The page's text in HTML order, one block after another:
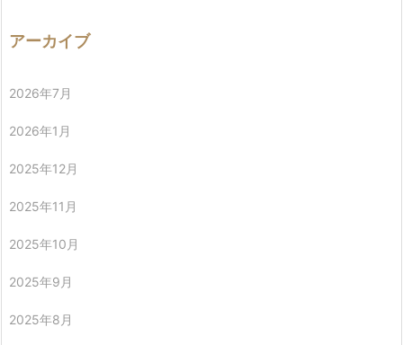
アーカイブ
2026年7月
2026年1月
2025年12月
2025年11月
2025年10月
2025年9月
2025年8月